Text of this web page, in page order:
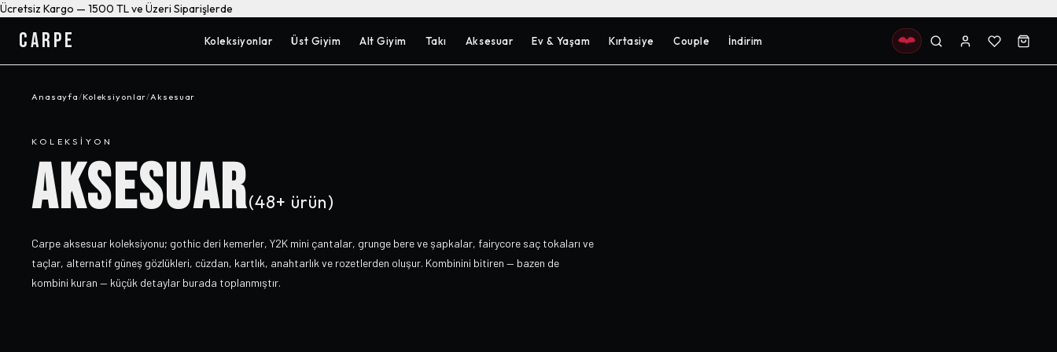
Ücretsiz Kargo — 1500 TL ve Üzeri Siparişlerde
CARPE Koleksiyonlar Üst Giyim Alt Giyim Takı Aksesuar Ev & Yaşam Kırtasiye Couple İndirim
Anasayfa/Koleksiyonlar/Aksesuar
KOLEKSIYON
AKSESUAR(48+ ürün)
Carpe aksesuar koleksiyonu; gothic deri kemerler, Y2K mini çantalar, grunge bere ve şapkalar, fairycore saç tokaları ve
taçlar, alternatif güneş gözlükleri, cüzdan, kartlık, anahtarlık ve rozetlerden oluşur. Kombinini bitiren — bazen de
kombini kuran — küçük detaylar burada toplanmıştır.